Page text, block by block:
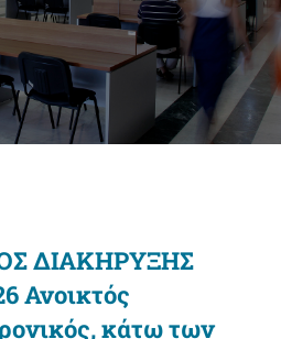
ΔΙΑΚΗΡΥΞΗΣ
Ανοικτός
κάτω των